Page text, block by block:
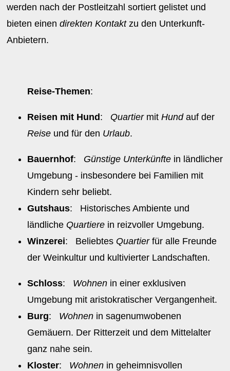
werden nach der Postleitzahl sortiert gelistet und
bieten einendirekten Kontaktzu den Unterkunft-
Anbietern.
Reise-Themen:
Reisen mit Hund: QuartiermitHundauf der
Reise und für den Urlaub.
Bauernhof: Günstige Unterkünfte in ländlicher
Umgebung - insbesondere bei Familien mit
Kindern sehr beliebt.
Gutshaus: Historisches Ambiente und
ländliche Quartiere in reizvoller Umgebung.
Winzerei: Beliebtes Quartierfür alle Freunde
der Weinkultur und kultivierter Landschaften.
Schloss: Wohnen in einer exklusiven
Umgebung mit aristokratischer Vergangenheit.
Burg: Wohnen in sagenumwobenen
Gemäuern. Der Ritterzeit und dem Mittelalter
ganz nahe sein.
Kloster: Wohnen in geheimnisvollen